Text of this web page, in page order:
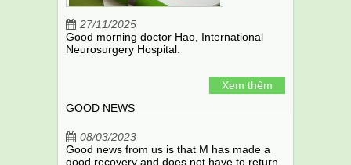
27/11/2025
Good morning doctor Hao, International
Neurosurgery Hospital.
Xem thêm
GOOD NEWS
08/03/2023
Good news from us is that M has made a
good recovery and does not have to return